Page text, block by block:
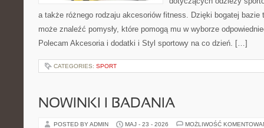
a także różnego rodzaju akcesoriów fitness. Dzięki bogatej
może znaleźć pomysły, które pomogą mu w wyborze
Polecam Akcesoria i dodatki i Styl sportowy na co dzień. […]
CATEGORIES: SPORT
NOWINKI I BADANIA
POSTED BY ADMIN MAJ - 23 - 2026 MOŻLIWOŚĆ